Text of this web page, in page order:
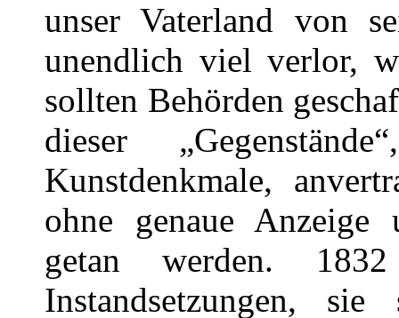
unser Vaterland von
unendlich viel verlor,
sollten Behörden
dieser
Kunstdenkmale,
ohne genaue Anzeige
getan werden.
Instandsetzungen,